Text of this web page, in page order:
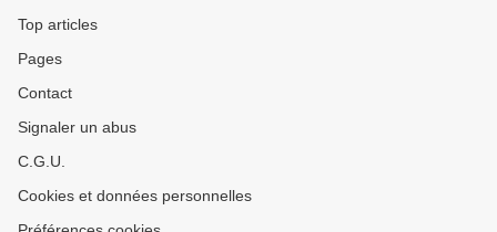
Top articles
Pages
Contact
Signaler un abus
C.G.U.
Cookies et données personnelles